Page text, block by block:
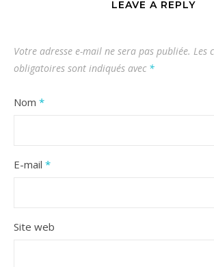
LEAVE A REPLY
Votre adresse e-mail ne sera pas publiée. Les
obligatoires sont indiqués avec *
Nom *
E-mail *
Site web